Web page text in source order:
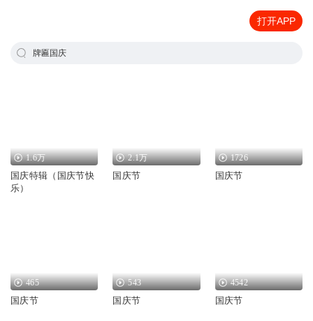
打开APP
牌匾国庆
1.6万
国庆特辑（国庆节快
乐）
2.1万
国庆节
1726
国庆节
465
国庆节
543
国庆节
4542
国庆节